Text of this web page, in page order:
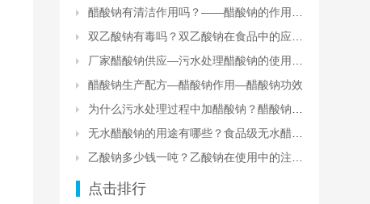
醋酸钠生产配方—醋酸钠作用—醋酸钠功效
点击排行